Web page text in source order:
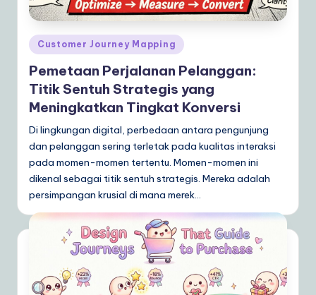
lu
ti
o
n
s
Posted
in
Customer Journey Mapping
Pemetaan Perjalanan Pelanggan:
Titik Sentuh Strategis yang
Meningkatkan Tingkat Konversi
Di lingkungan digital, perbedaan antara pengunjung
dan pelanggan sering terletak pada kualitas interaksi
pada momen-momen tertentu. Momen-momen ini
dikenal sebagai titik sentuh strategis. Mereka adalah
persimpangan krusial di mana merek…